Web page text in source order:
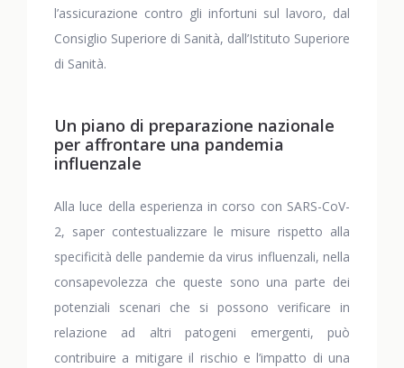
l’assicurazione contro gli infortuni sul lavoro, dal
Consiglio Superiore di Sanità, dall’Istituto Superiore
di Sanità.
Un piano di preparazione nazionale
per affrontare una pandemia
influenzale
Alla luce della esperienza in corso con SARS-CoV-
2, saper contestualizzare le misure rispetto alla
specificità delle pandemie da virus influenzali, nella
consapevolezza che queste sono una parte dei
potenziali scenari che si possono verificare in
relazione ad altri patogeni emergenti, può
contribuire a mitigare il rischio e l’impatto di una